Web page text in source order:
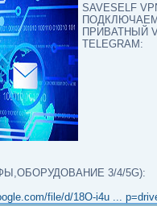
SAVESELF
ПРИВАТНЫЙ
TELEGRAM:
3/4/5G):
file/d/18O-i4u ...